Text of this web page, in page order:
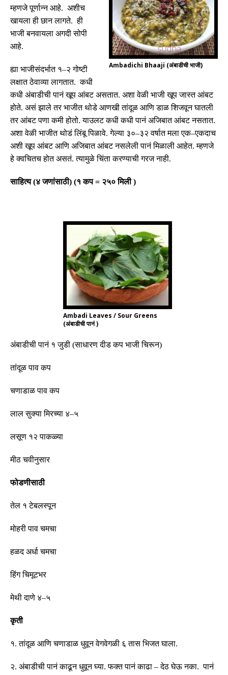
Ambadichi Bhaaji (अंबाडीची भाजी)
म्हणजे पूर्णान्न आहे. अशीच
खायला ही छान लागते.ही
भाजी बनवायला अगदी सोपी
आहे.
ह्या भाजीसंदर्भात १–२ गोष्टी
लक्षात ठेवाव्या लागतात.कधी
कधी अंबाडीची पानं खूप आंबट असतात. अशा वेळी भाजी खूप जास्त आंबट
होते. असं झाले तर भाजीत थोडे आणखी तांदूळ आणि डाळ शिजवून घातली
तर आंबट पणा कमी होतो.याउलट कधी कधी पानं अजिबात आंबट नसतात.
अशा वेळी भाजीत थोडं लिंबू पिळावे.गेल्या ३०–३२ वर्षात मला एक–एकदाच
अशी खूप आंबट आणि अजिबात आंबट नसलेली पानं मिळाली आहेत.म्हणजे
हे क्वचितच होत असतं.त्यामुळे चिंता करण्याची गरज नाही.
साहित्य(४ जणांसाठी) (१ कप= २५० मिली)
Ambadi Leaves / Sour Greens
(अंबाडीची पानं )
अंबाडीची पानं १ जुडी (साधारण दीड कप भाजी चिरून)
तांदूळ पाव कप
चणाडाळ पाव कप
लाल सुक्या मिरच्या ४–५
लसूण १२ पाकळ्या
मीठ चवीनुसार
फोडणीसाठी
तेल १ टेबलस्पून
मोहरी पाव चमचा
हळद अर्धा चमचा
हिंग चिमूटभर
मेथी दाणे ४–५
कृती
१.तांदूळ आणि चणाडाळ धुवून वेगवेगळी ६ तास भिजत घाला.
२. अंबाडीची पानं काढून धुवून घ्या.फक्त पानं काढा –देठ घेऊ नका.पानं